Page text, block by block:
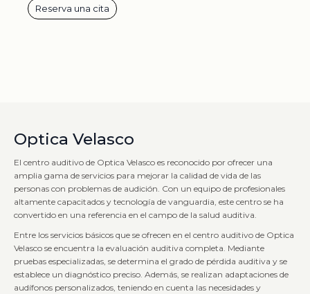
Reserva una cita
Optica Velasco
El centro auditivo de Optica Velasco es reconocido por ofrecer una
amplia gama de servicios para mejorar la calidad de vida de las
personas con problemas de audición. Con un equipo de profesionales
altamente capacitados y tecnología de vanguardia, este centro se ha
convertido en una referencia en el campo de la salud auditiva.
Entre los servicios básicos que se ofrecen en el centro auditivo de Optica
Velasco se encuentra la evaluación auditiva completa. Mediante
pruebas especializadas, se determina el grado de pérdida auditiva y se
establece un diagnóstico preciso. Además, se realizan adaptaciones de
audífonos personalizados, teniendo en cuenta las necesidades y